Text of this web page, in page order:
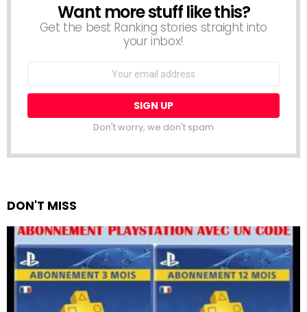
NEWSLETTER
Want more stuff like this?
Get the best Ranking stories straight into
your inbox!
Email
Don't worry, we don't spam
DON'T MISS